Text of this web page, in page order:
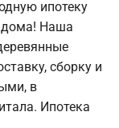
ипотеку
дома! Наша
сборку и
в
Ипотека